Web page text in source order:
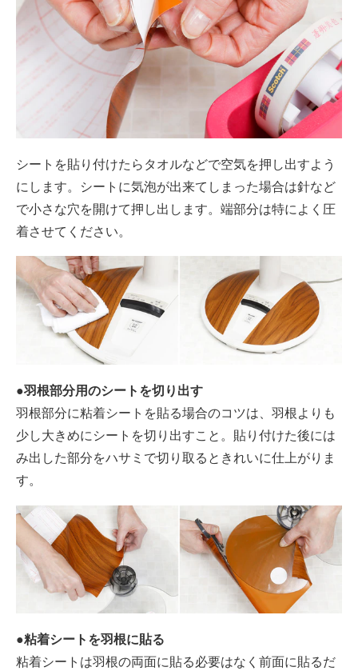
シートを貼り付けたらタオルなどで空気を押し出すよう
にします。シートに気泡が出来てしまった場合は針など
で小さな穴を開けて押し出します。端部分は特によく圧
着させてください。
●羽根部分用のシートを切り出す
羽根部分に粘着シートを貼る場合のコツは、羽根よりも
少し大きめにシートを切り出すこと。貼り付けた後には
み出した部分をハサミで切り取るときれいに仕上がりま
す。
●粘着シートを羽根に貼る
粘着シートは羽根の両面に貼る必要はなく前面に貼るだ